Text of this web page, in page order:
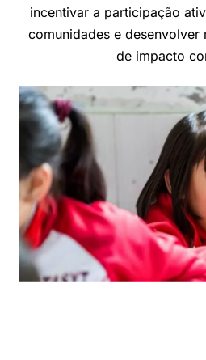
incentivar a participação
comunidades e desenvolver
de impacto